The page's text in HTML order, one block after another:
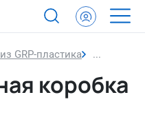
GRP-пластика
коробка